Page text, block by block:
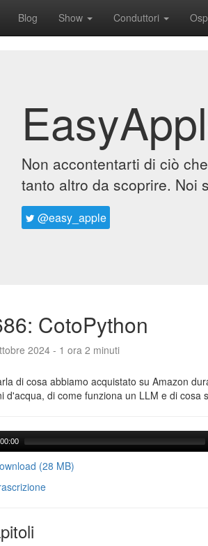
Blog Show Conduttori
Non accontentarti di ciò
tanto altro da scoprire. Noi
@easy_apple
CotoPython
2024 - 1 ora 2 minuti
di cosa abbiamo acquistato su Amazon
d'acqua, di come funziona un LLM e di cosa
00:00
(28 MB)